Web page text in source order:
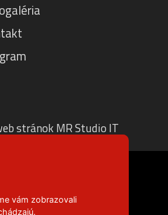
vám zobrazovali
stránok MR Studio IT